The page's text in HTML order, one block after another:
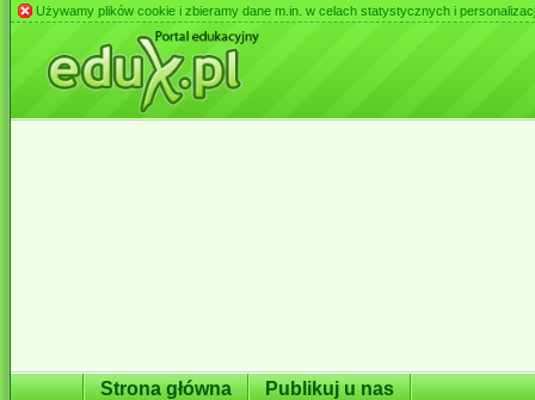
Używamy plików cookie i zbieramy dane m.in. w celach statystycznych i
Strona główna Publikuj u nas